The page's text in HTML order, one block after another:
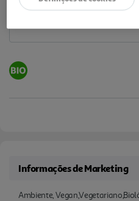
Informações de Marketing
Ambiente,